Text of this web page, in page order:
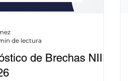
de Brechas NIIF
de lectura